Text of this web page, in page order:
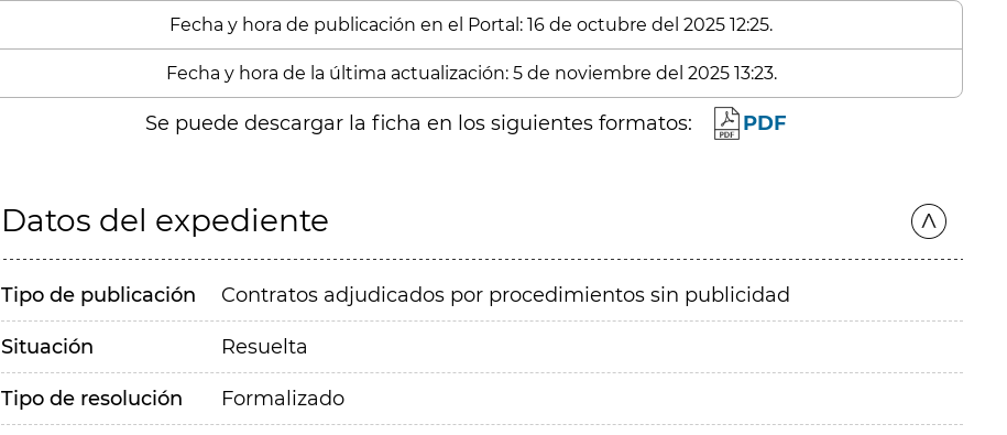
Fecha y hora de publicación en el Portal: 16 de octubre del 2025 12:25.
Fecha y hora de la última actualización: 5 de noviembre del 2025 13:23.
Se puede descargar la ficha en los siguientes formatos: PDF
Datos del expediente
Tipo de publicación Contratos adjudicados por procedimientos sin publicidad
Situación Resuelta
Tipo de resolución Formalizado